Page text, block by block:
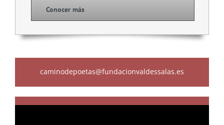
Conocer más
caminodepoetas@fundacionvaldessalas.es